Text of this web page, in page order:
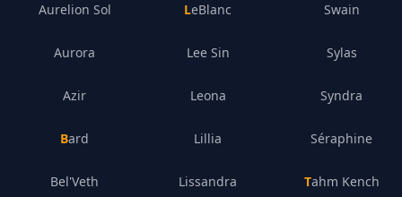
Aurelion Sol
Aurora
Azir
Bard
Bel'Veth
LeBlanc
Lee Sin
Leona
Lillia
Lissandra
Swain
Sylas
Syndra
Séraphine
Tahm Kench